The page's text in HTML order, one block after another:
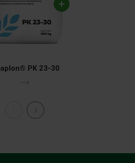
PK 23-30